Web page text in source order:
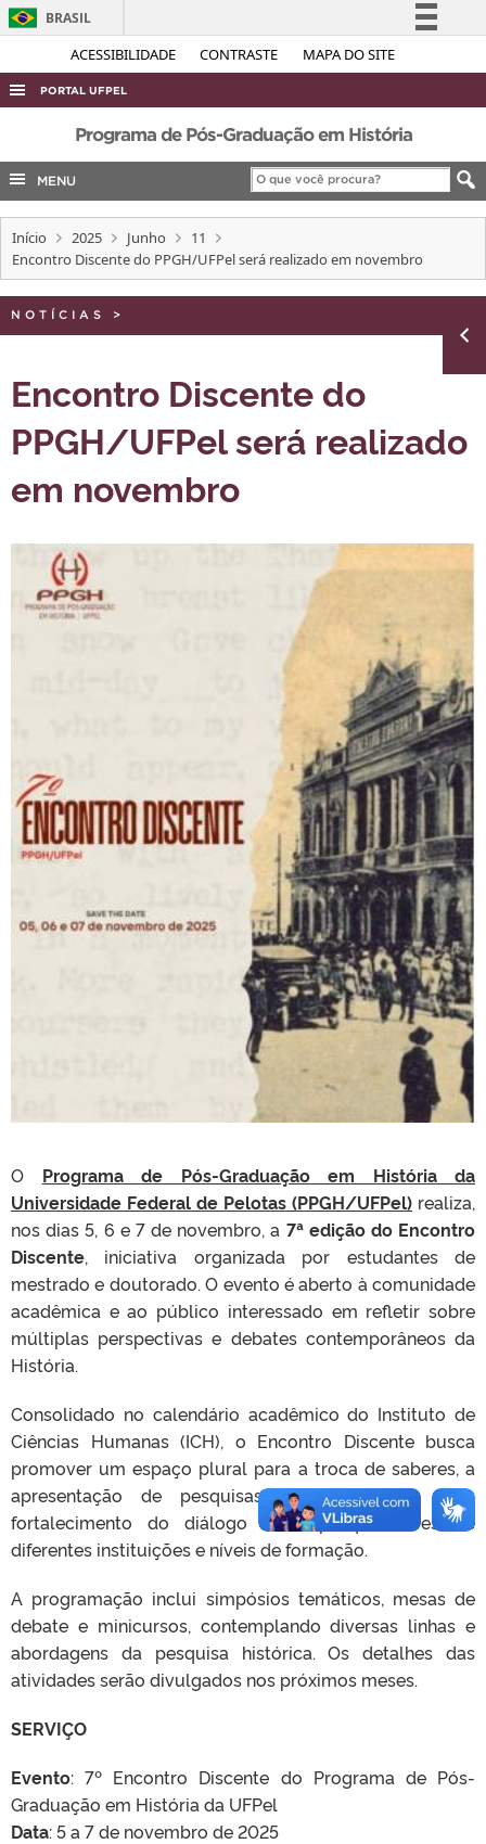
ACESSIBILIDADE CONTRASTE MAPA DO SITE
BRASIL
Simplifique!
Acesso à informação
Legislação
Canais
PORTAL UFPEL
ACESSO À INFORMAÇÃO
AUDITORIA
COBALTO
CONCURSOS
INTERNACIONAL
Programa de Pós-Graduação em História
MENU
Início 2025 Junho
11
Encontro Discente do PPGH/UFPel será realizado em novembro
NOTÍCIAS >
Encontro Discente do
PPGH/UFPel será realizado
em novembro
O Programa de Pós-Graduação em História da
Universidade Federal de Pelotas (PPGH/UFPel) realiza,
nos dias 5, 6 e 7 de novembro, a 7ª edição do Encontro
Discente, iniciativa organizada por estudantes de
mestrado e doutorado. O evento é aberto à comunidade
acadêmica e ao público interessado em refletir sobre
múltiplas perspectivas e debates contemporâneos da
História.
Consolidado no calendário acadêmico do Instituto de
Ciências Humanas (ICH), o Encontro Discente busca
promover um espaço plural para a troca de saberes, a
apresentação de pesquisas em andamento e o
fortalecimento do diálogo entre pesquisadores de
diferentes instituições e níveis de formação.
A programação inclui simpósios temáticos, mesas de
debate e minicursos, contemplando diversas linhas e
abordagens da pesquisa histórica. Os detalhes das
atividades serão divulgados nos próximos meses.
SERVIÇO
Evento: 7º Encontro Discente do Programa de Pós-
Graduação em História da UFPel
Data: 5 a 7 de novembro de 2025